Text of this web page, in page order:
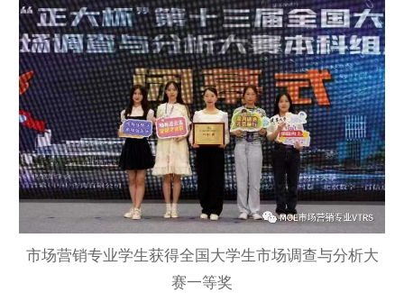
市场营销专业学生获得全国大学生市场调查与分析大
赛一等奖